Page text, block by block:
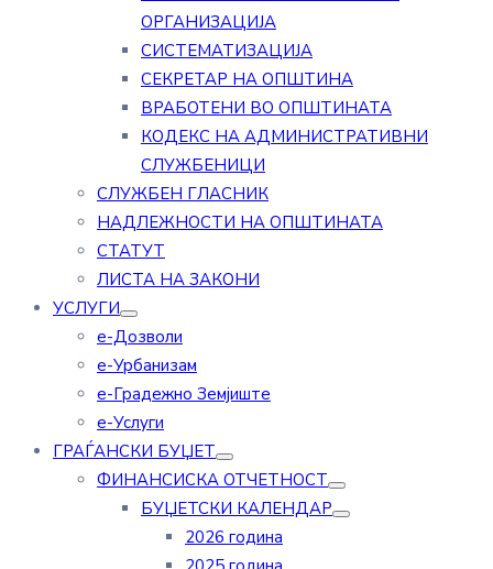
ОРГАНИЗАЦИЈА
СИСТЕМАТИЗАЦИЈА
СЕКРЕТАР НА ОПШТИНА
ВРАБОТЕНИ ВО ОПШТИНАТА
КОДЕКС НА АДМИНИСТРАТИВНИ
СЛУЖБЕНИЦИ
СЛУЖБЕН ГЛАСНИК
НАДЛЕЖНОСТИ НА ОПШТИНАТА
СТАТУТ
ЛИСТА НА ЗАКОНИ
УСЛУГИ
е-Дозволи
е-Урбанизам
е-Градежно Земјиште
е-Услуги
ГРАЃАНСКИ БУЏЕТ
ФИНАНСИСКА ОТЧЕТНОСТ
БУЏЕТСКИ КАЛЕНДАР
2026 година